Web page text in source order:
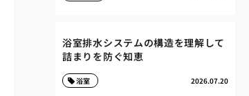
浴室排水システムの構造を理解して
詰まりを防ぐ知恵
2026.07.20
浴室